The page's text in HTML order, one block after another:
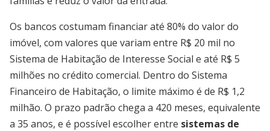
Os bancos costumam financiar até 80% do valor do
imóvel, com valores que variam entre R$ 20 mil no
Sistema de Habitação de Interesse Social e até R$ 5
milhões no crédito comercial. Dentro do Sistema
Financeiro de Habitação, o limite máximo é de R$ 1,2
milhão. O prazo padrão chega a 420 meses, equivalente
a 35 anos, e é possível escolher entre sistemas de